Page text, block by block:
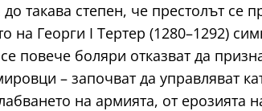
такава степен, че престолът
на Георги I Тертер (1280–1292)
повече боляри отказват да
– започват да управляват
на армията, от